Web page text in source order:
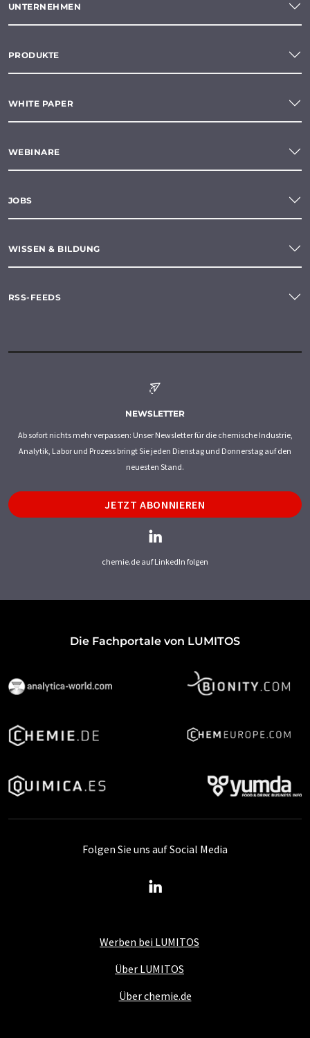
UNTERNEHMEN
PRODUKTE
WHITE PAPER
WEBINARE
JOBS
WISSEN & BILDUNG
RSS-FEEDS
NEWSLETTER
Ab sofort nichts mehr verpassen: Unser Newsletter für die chemische Industrie,
Analytik, Labor und Prozess bringt Sie jeden Dienstag und Donnerstag auf den
neuesten Stand.
JETZT ABONNIEREN
chemie.de auf LinkedIn folgen
Die Fachportale von LUMITOS
Werben bei LUMITOS
Über LUMITOS
Über chemie.de
Folgen Sie uns auf Social Media